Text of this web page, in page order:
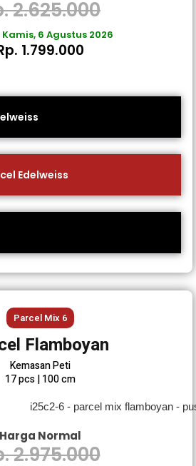
2.625.000
6 Agustus 2026
1.799.000
Edelweiss
Parcel Mix 6
Flamboyan
Kemasan Peti
17 pcs | 100 cm
Harga Normal
2.975.000